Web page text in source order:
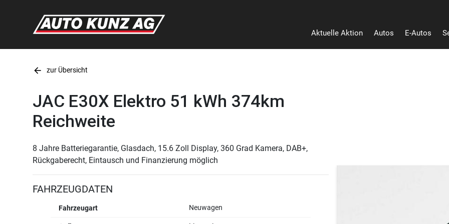
Aktuelle Aktion Autos E-Autos
arrow_back zur Übersicht
JAC E30X Elektro 51 kWh 374km
Reichweite
8 Jahre Batteriegarantie, Glasdach, 15.6 Zoll Display, 360 Grad Kamera, DAB+,
Rückgaberecht, Eintausch und Finanzierung möglich
FAHRZEUGDATEN
Fahrzeugart Neuwagen